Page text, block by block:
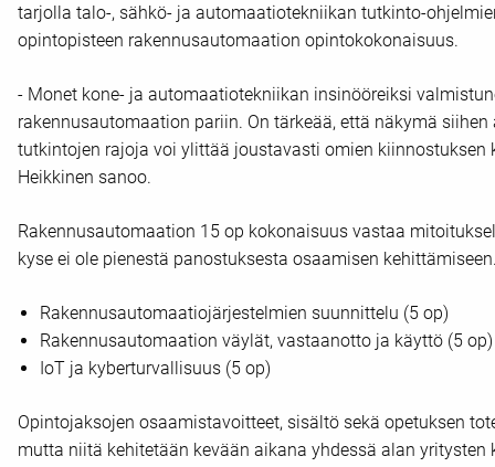
tarjolla talo-, sähkö- ja automaatiotekniikan tutkinto-
opintopisteen rakennusautomaation opintokokonaisuus.
- Monet kone- ja automaatiotekniikan insinööreiksi
rakennusautomaation pariin. On tärkeää, että näkymä
tutkintojen rajoja voi ylittää joustavasti omien kiinnostuksen
Heikkinen sanoo.
Rakennusautomaation 15 op kokonaisuus vastaa
kyse ei ole pienestä panostuksesta osaamisen
Rakennusautomaatiojärjestelmien suunnittelu (5 op)
Rakennusautomaation väylät, vastaanotto ja käyttö (5 op)
IoT ja kyberturvallisuus (5 op)
Opintojaksojen osaamistavoitteet, sisältö sekä opetuksen
mutta niitä kehitetään kevään aikana yhdessä alan yritysten